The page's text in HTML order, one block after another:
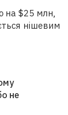
на $25 млн,
нішевим
не